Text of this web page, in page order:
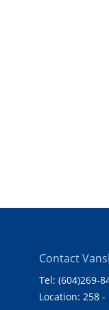
Contact
Tel: (604)269-
Location: 258 -